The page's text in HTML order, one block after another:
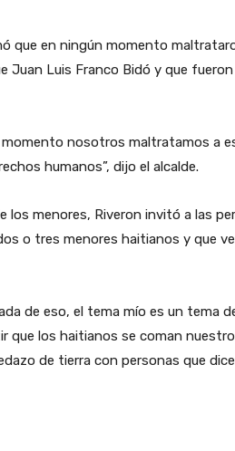
que en ningún momento
Juan Luis Franco Bidó y que
nosotros maltratamos a
humanos”, dijo el alcalde.
menores, Riveron invitó a las
o tres menores haitianos y que
de eso, el tema mío es un tema
los haitianos se coman
de tierra con personas que